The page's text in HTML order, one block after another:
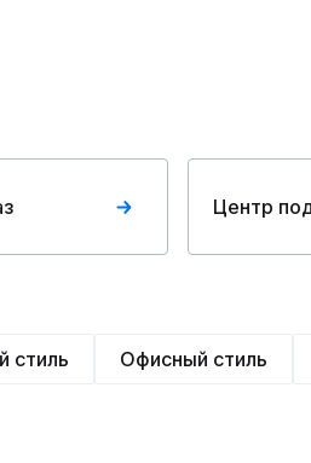
Центр
стиль Офисный стиль